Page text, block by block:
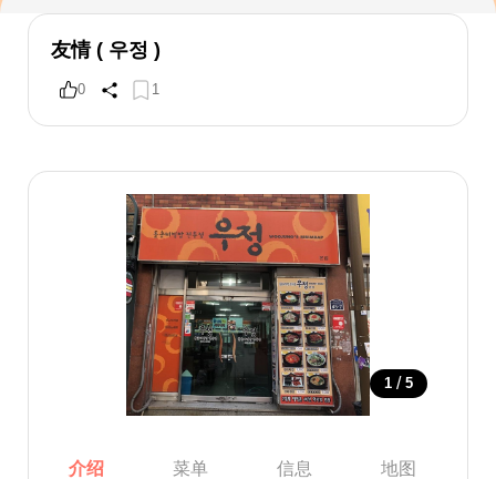
友情 ( 우정 )
0 1
1 / 5
介绍 菜单 信息 地图